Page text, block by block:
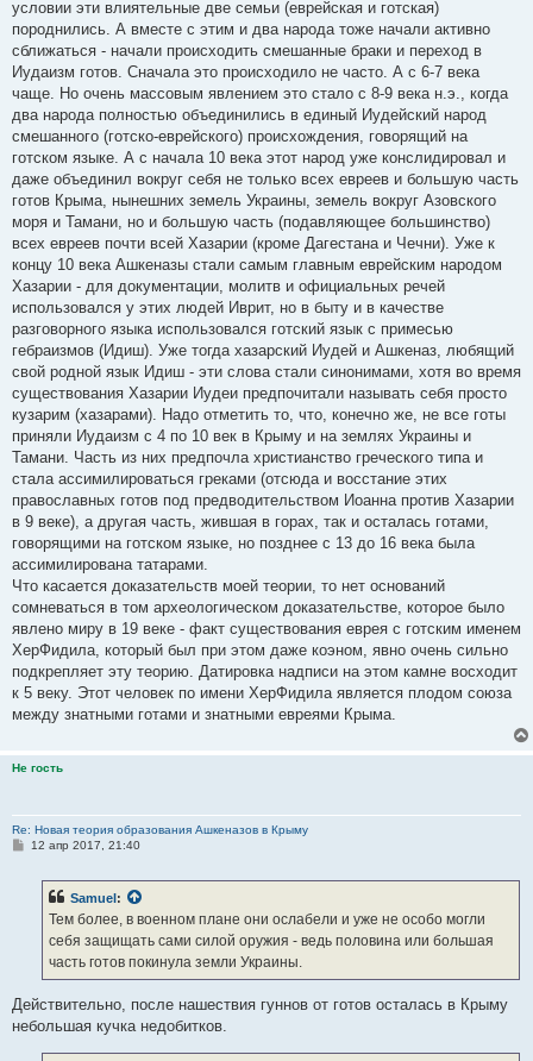
условии эти влиятельные две семьи (еврейская и готская)
породнились. А вместе с этим и два народа тоже начали активно
сближаться - начали происходить смешанные браки и переход в
Иудаизм готов. Сначала это происходило не часто. А с 6-7 века
чаще. Но очень массовым явлением это стало с 8-9 века н.э., когда
два народа полностью объединились в единый Иудейский народ
смешанного (готско-еврейского) происхождения, говорящий на
готском языке. А с начала 10 века этот народ уже конслидировал и
даже объединил вокруг себя не только всех евреев и большую часть
готов Крыма, нынешних земель Украины, земель вокруг Азовского
моря и Тамани, но и большую часть (подавляющее большинство)
всех евреев почти всей Хазарии (кроме Дагестана и Чечни). Уже к
концу 10 века Ашкеназы стали самым главным еврейским народом
Хазарии - для документации, молитв и официальных речей
использовался у этих людей Иврит, но в быту и в качестве
разговорного языка использовался готский язык с примесью
гебраизмов (Идиш). Уже тогда хазарский Иудей и Ашкеназ, любящий
свой родной язык Идиш - эти слова стали синонимами, хотя во время
существования Хазарии Иудеи предпочитали называть себя просто
кузарим (хазарами). Надо отметить то, что, конечно же, не все готы
приняли Иудаизм с 4 по 10 век в Крыму и на землях Украины и
Тамани. Часть из них предпочла христианство греческого типа и
стала ассимилироваться греками (отсюда и восстание этих
православных готов под предводительством Иоанна против Хазарии
в 9 веке), а другая часть, жившая в горах, так и осталась готами,
говорящими на готском языке, но позднее с 13 до 16 века была
ассимилирована татарами.
Что касается доказательств моей теории, то нет оснований
сомневаться в том археологическом доказательстве, которое было
явлено миру в 19 веке - факт существования еврея с готским именем
ХерФидила, который был при этом даже коэном, явно очень сильно
подкрепляет эту теорию. Датировка надписи на этом камне восходит
к 5 веку. Этот человек по имени ХерФидила является плодом союза
между знатными готами и знатными евреями Крыма.
Не гость
Re: Новая теория образования Ашкеназов в Крыму
С12 апр 2017, 21:40
Samuel:
Тем более, в военном плане они ослабели и уже не особо могли
себя защищать сами силой оружия - ведь половина или большая
часть готов покинула земли Украины.
Действительно, после нашествия гуннов от готов осталась в Крыму
небольшая кучка недобитков.